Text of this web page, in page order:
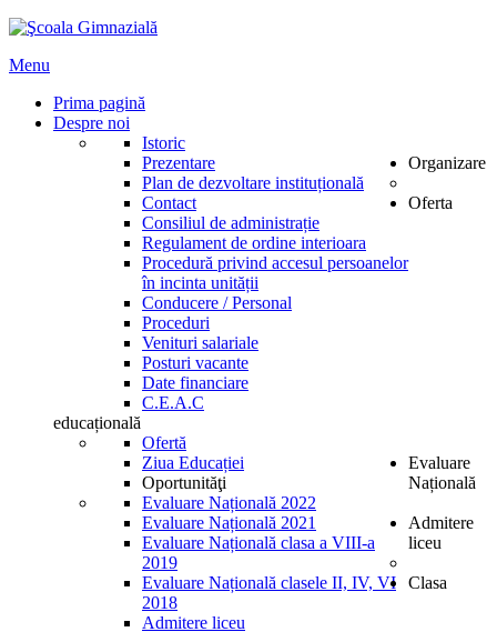
Menu
Prima pagină
Despre noi
Istoric
Prezentare
Plan de dezvoltare instituțională
Contact
Organizare
Consiliul de administrație
Regulament de ordine interioara
Procedură privind accesul persoanelor
în incinta unității
Conducere / Personal
Proceduri
Venituri salariale
Posturi vacante
Date financiare
C.E.A.C
Oferta
educațională
Ofertă
Ziua Educației
Oportunităţi
Evaluare
Națională
Evaluare Națională 2022
Evaluare Națională 2021
Evaluare Națională clasa a VIII-a
2019
Evaluare Națională clasele II, IV, VI
2018
Admitere
liceu
Admitere liceu
Clasa